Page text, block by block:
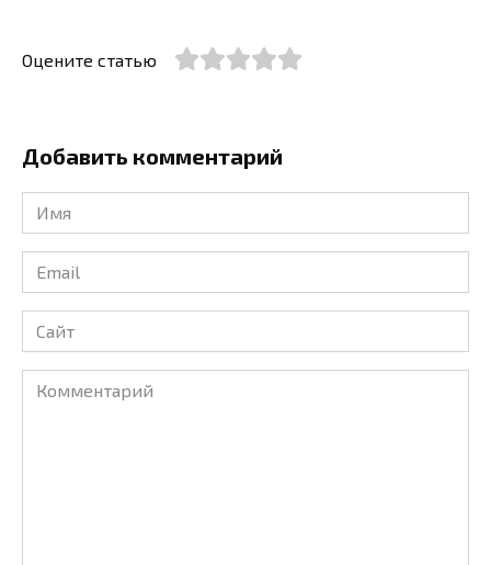
Оцените статью
Добавить комментарий
Имя
*
Email
*
Сайт
Комментарий